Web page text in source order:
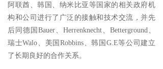
阿联酋、韩国、纳米比亚等国家的相关政府机
构和公司进行了广泛的接触和技术交流，并先
后同德国Bauer、Herrenknecht、Betterground、
瑞士Walo、美国Robbins、韩国G.E等公司建立
了长期良好的合作关系。